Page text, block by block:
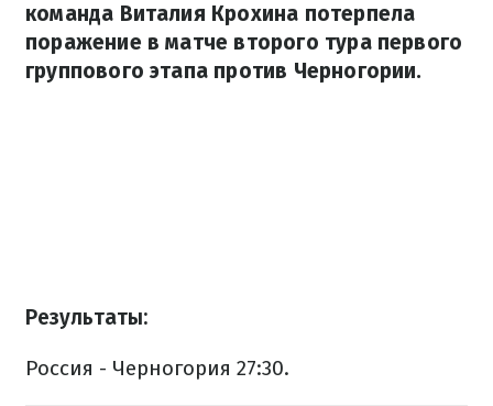
команда Виталия Крохина потерпела
поражение в матче второго тура первого
группового этапа против Черногории.
Результаты:
Россия - Черногория 27:30.